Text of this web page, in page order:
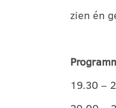
zien én
19.30 –